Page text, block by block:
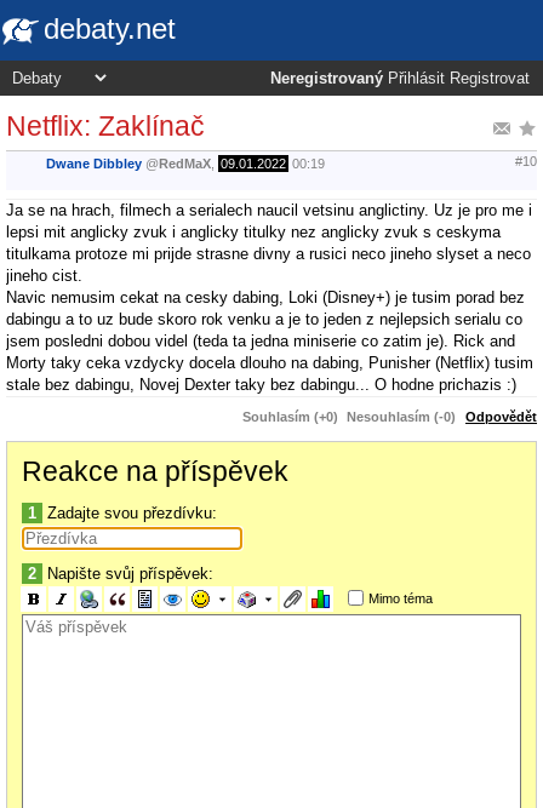
debaty.net
Neregistrovaný Přihlásit Registrovat
Netflix: Zaklínač
Dwane Dibbley @RedMaX 09.01.2022 00:19 #10
Ja se na hrach, filmech a serialech naucil vetsinu anglictiny. Uz je pro me i
lepsi mit anglicky zvuk i anglicky titulky nez anglicky zvuk s ceskyma
titulkama protoze mi prijde strasne divny a rusici neco jineho slyset a neco
jineho cist.
Navic nemusim cekat na cesky dabing, Loki (Disney+) je tusim porad bez
dabingu a to uz bude skoro rok venku a je to jeden z nejlepsich serialu co
jsem posledni dobou videl (teda ta jedna miniserie co zatim je). Rick and
Morty taky ceka vzdycky docela dlouho na dabing, Punisher (Netflix) tusim
stale bez dabingu, Novej Dexter taky bez dabingu... O hodne prichazis :)
Souhlasím (+0) Nesouhlasím (-0) Odpovědět
Reakce na příspěvek
1 Zadajte svou přezdívku:
2 Napište svůj příspěvek:
Mimo téma